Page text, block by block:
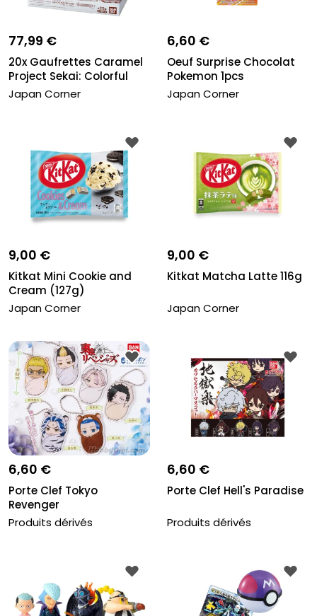
77,99 €
20x Gaufrettes Caramel
Project Sekai: Colorful
Sta...
Japan Corner
6,60 €
Oeuf Surprise Chocolat
Pokemon 1pcs
Japan Corner
9,00 €
Kitkat Mini Cookie and
Cream (127g)
Japan Corner
9,00 €
Kitkat Matcha Latte 116g
Japan Corner
6,60 €
Porte Clef Tokyo
Revenger
Produits dérivés
6,60 €
Porte Clef Hell's Paradise
Produits dérivés